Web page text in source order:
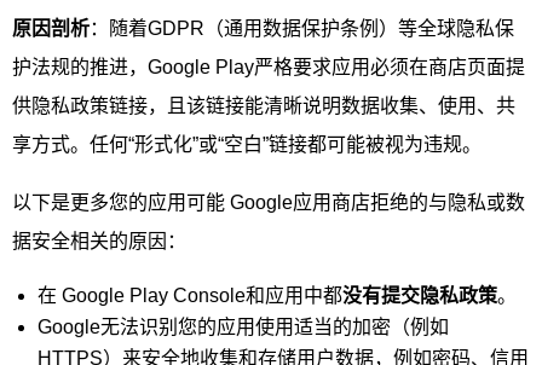
原因剖析：随着GDPR（通用数据保护条例）等全球隐私保
护法规的推进，Google Play严格要求应用必须在商店页面提
供隐私政策链接，且该链接能清晰说明数据收集、使用、共
享方式。任何“形式化”或“空白”链接都可能被视为违规。
以下是更多您的应用可能 Google应用商店拒绝的与隐私或数
据安全相关的原因：
在 Google Play Console和应用中都没有提交隐私政策。
Google无法识别您的应用使用适当的加密（例如
HTTPS）来安全地收集和存储用户数据，例如密码、信用